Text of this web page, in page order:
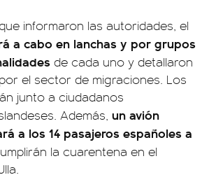
informaron las autoridades, el
a cabo en lanchas y por grupos
de cada uno y detallaron
el sector de migraciones. Los
junto a ciudadanos
Además, un avión
a los 14 pasajeros españoles a
la cuarentena en el